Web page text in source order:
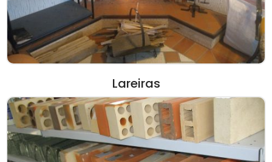
Lareiras